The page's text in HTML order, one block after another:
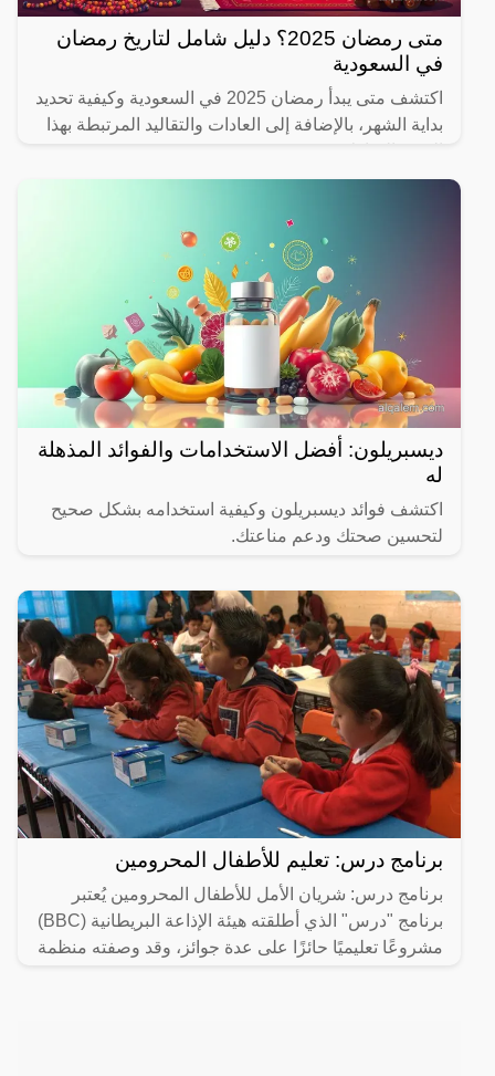
متى رمضان 2025؟ دليل شامل لتاريخ رمضان
في السعودية
اكتشف متى يبدأ رمضان 2025 في السعودية وكيفية تحديد
بداية الشهر، بالإضافة إلى العادات والتقاليد المرتبطة بهذا
ديسبريلون: أفضل الاستخدامات والفوائد المذهلة
له
اكتشف فوائد ديسبريلون وكيفية استخدامه بشكل صحيح
لتحسين صحتك ودعم مناعتك.
برنامج درس: تعليم للأطفال المحرومين
برنامج درس: شريان الأمل للأطفال المحرومين يُعتبر
برنامج "درس" الذي أطلقته هيئة الإذاعة البريطانية (BBC)
مشروعًا تعليميًا حائزًا على عدة جوائز، وقد وصفته منظمة